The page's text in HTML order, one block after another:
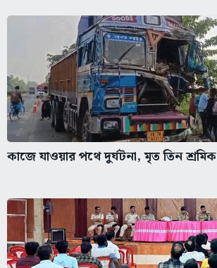
কাজে যাওয়ার পথে দুর্ঘটনা, মৃত তিন শ্রমিক